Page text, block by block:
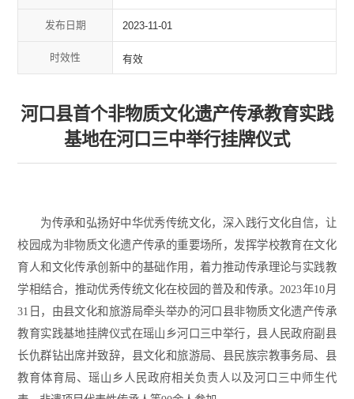
发布日期 2023-11-01
时效性 有效
河口县首个非物质文化遗产传承教育实践
基地在河口三中举行挂牌仪式
为传承和弘扬好中华优秀传统文化，深入践行文化自信，让
校园成为非物质文化遗产传承的重要场所，发挥学校教育在文化
育人和文化传承创新中的基础作用，着力推动传承理论与实践教
学相结合，推动优秀传统文化在校园的普及和传承。2023年10月
31日，由县文化和旅游局牵头举办的河口县非物质文化遗产传承
教育实践基地挂牌仪式在瑶山乡河口三中举行，县人民政府副县
长仇群钻出席并致辞，县文化和旅游局、县民族宗教事务局、县
教育体育局、瑶山乡人民政府相关负责人以及河口三中师生代